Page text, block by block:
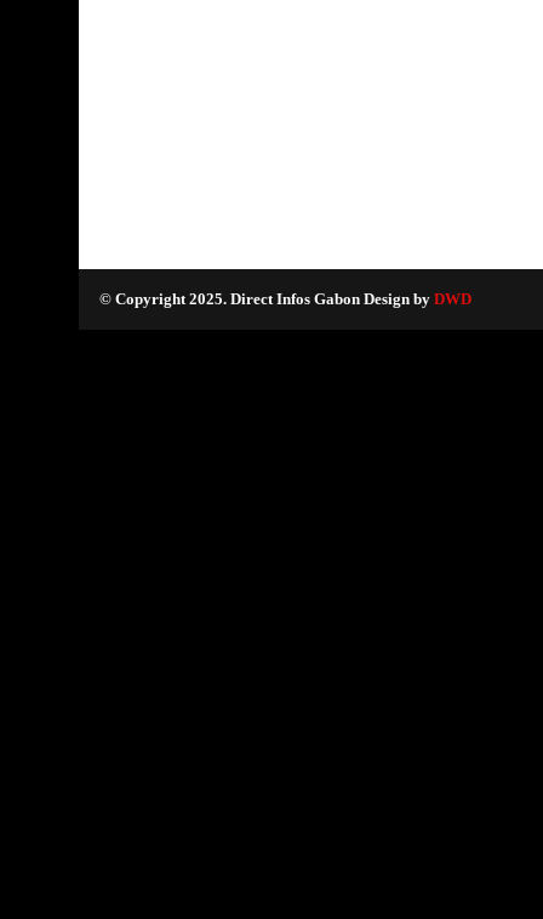
© Copyright 2025. Direct Infos Gabon Design by DWD